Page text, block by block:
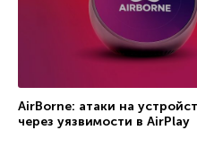
AirBorne: атаки на
через уязвимости в AirPlay